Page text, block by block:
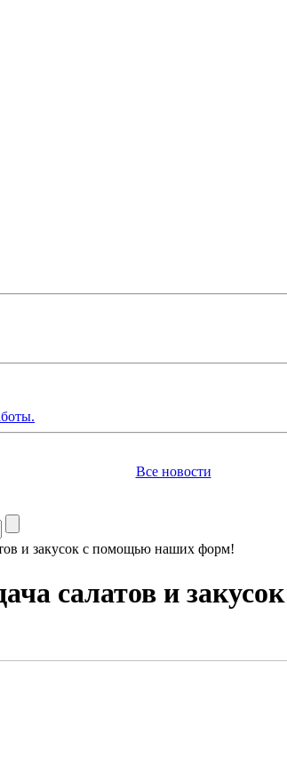
Все новости
и закусок с помощью наших форм!
салатов и